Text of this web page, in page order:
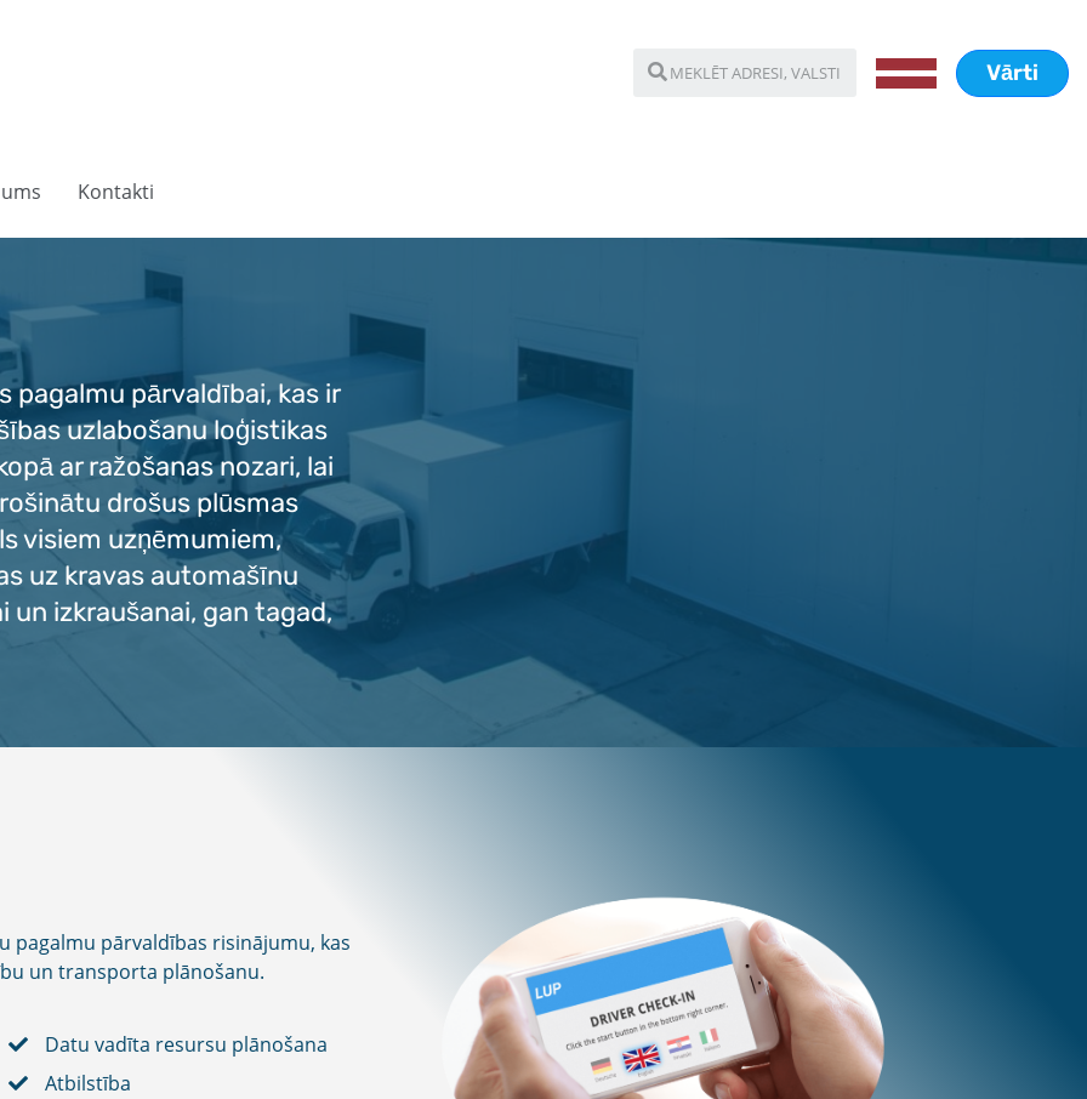
Kontakti
Vārti
pagalmu pārvaldībai, kas ir
uzlabošanu loģistikas
ar ražošanas nozari, lai
drošus plūsmas
visiem uzņēmumiem,
uz kravas automašīnu
un izkraušanai, gan tagad,
pagalmu pārvaldības risinājumu, kas
un transporta plānošanu.
Datu vadīta resursu plānošana
Atbilstība